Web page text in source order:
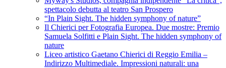
spettacolo debutta al teatro San Prospero
“In Plain Sight. The hidden symphony of nature”
Il Chierici per Fotografia Europea. Due mostre: Premio
Samuela Solfitti e Plain Sight. The hidden symphony of
nature
Liceo artistico Gaetano Chierici di Reggio Emilia –
Indirizzo Multimediale. Impressioni naturali: una